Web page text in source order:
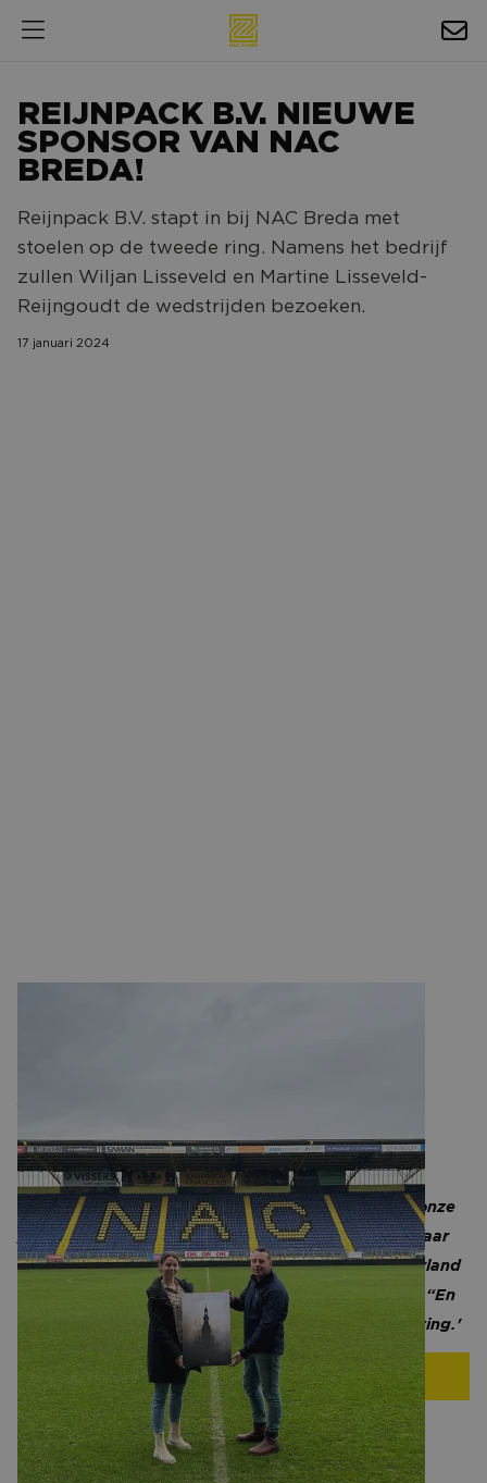
EXPOSURE
NIEUWS
AGENDA
NAC ZAKELIJK
MAGAZINES
REIJNPACK B.V. NIEUWE
SPONSOR VAN NAC
BREDA!
Reijnpack B.V. stapt in bij NAC Breda met
stoelen op de tweede ring. Namens het bedrijf
zullen Wiljan Lisseveld en Martine Lisseveld-
Reijngoudt de wedstrijden bezoeken.
17 januari 2024
'Met behulp van de nieuwste technologieën en
verpakkingen zorgen wij ervoor dat ons product in
uitstekende staat de consument bereikt. Veel van onze
producten ligt in de buitenlandse supermarkten, maar
ons doel is de populariteit van het product in Nederland
vergroten. Met de onlangs gelanceerde campagne “En
of je witlof lust” doen we een stap in de goede richting.'
WEBSITE
MEER NIEUWS